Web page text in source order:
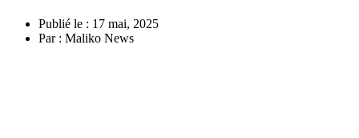
Publié le : 17 mai, 2025
Par : Maliko News